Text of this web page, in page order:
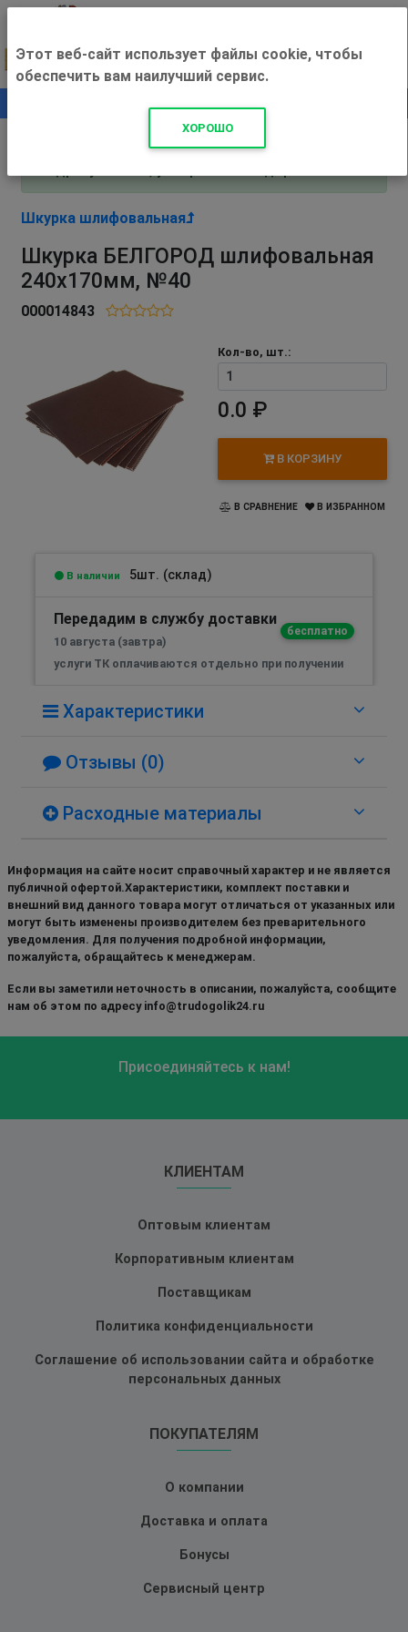
+500 ₽
Внимание! С 3 августа магазин работает по
Шкурка шлифовальная
Шкурка БЕЛГОРОД шлифовальная
240х170мм, №40
000014843
Кол-во, шт.:
0.0 ₽
В КОРЗИНУ
В СРАВНЕНИЕ В ИЗБРАННОМ
В наличии 5шт. (склад)
Передадим в службу доставки
бесплатно
10 августа (завтра)
услуги ТК оплачиваются отдельно при получении
Характеристики
Отзывы (0)
Расходные материалы
Информация на сайте носит справочный характер и не является
публичной офертой.Характеристики, комплект поставки и
внешний вид данного товара могут отличаться от указанных или
могут быть изменены производителем без преварительного
уведомления. Для получения подробной информации,
пожалуйста, обращайтесь к менеджерам.
Если вы заметили неточность в описании, пожалуйста, сообщите
нам об этом по адресу info@trudogolik24.ru
Присоединяйтесь к нам!
КЛИЕНТАМ
Оптовым клиентам
Корпоративным клиентам
Поставщикам
Политика конфиденциальности
Соглашение об использовании сайта и обработке
персональных данных
ПОКУПАТЕЛЯМ
О компании
Доставка и оплата
Бонусы
Сервисный центр
Этот веб-сайт использует файлы cookie, чтобы
обеспечить вам наилучший сервис.
ХОРОШО